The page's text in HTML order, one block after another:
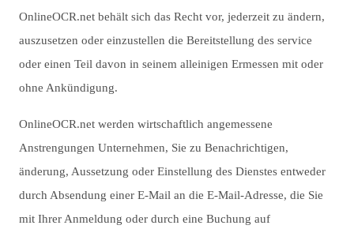
OnlineOCR.net behält sich das Recht vor, jederzeit zu ändern,
auszusetzen oder einzustellen die Bereitstellung des service
oder einen Teil davon in seinem alleinigen Ermessen mit oder
ohne Ankündigung.
OnlineOCR.net werden wirtschaftlich angemessene
Anstrengungen Unternehmen, Sie zu Benachrichtigen,
änderung, Aussetzung oder Einstellung des Dienstes entweder
durch Absendung einer E-Mail an die E-Mail-Adresse, die Sie
mit Ihrer Anmeldung oder durch eine Buchung auf